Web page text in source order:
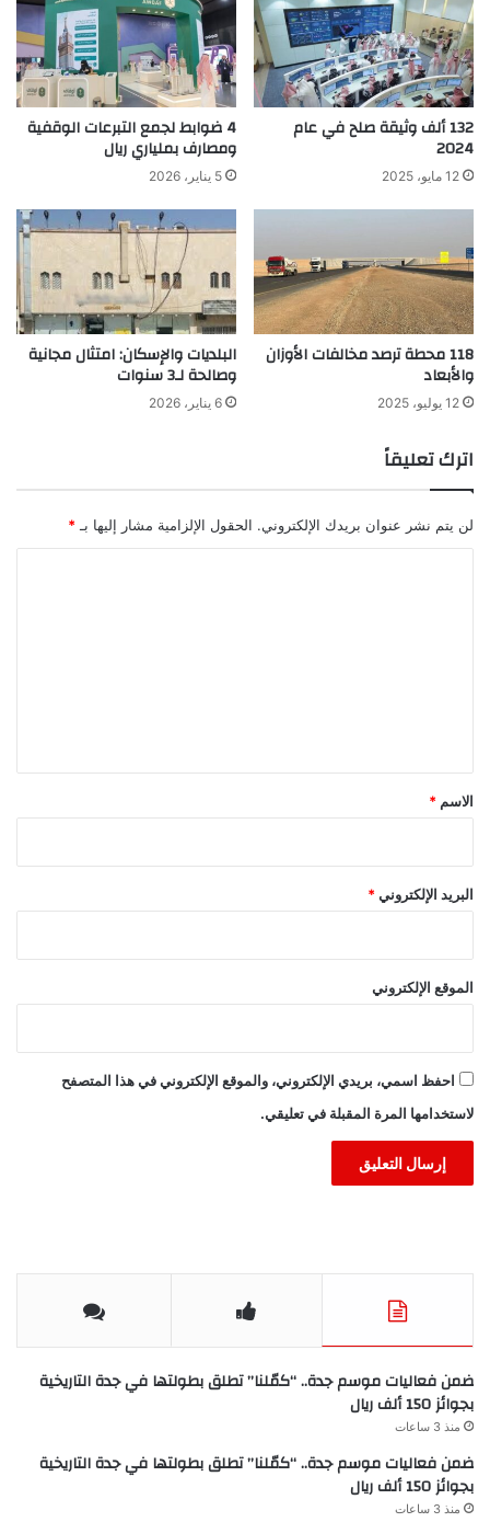
132 ألف وثيقة صلح في عام
2024
12 مايو، 2025
4 ضوابط لجمع التبرعات الوقفية
ومصارف بملياري ريال
5 يناير، 2026
118 محطة ترصد مخالفات الأوزان
والأبعاد
12 يوليو، 2025
البلديات والإسكان: امتثال مجانية
وصالحة لـ3 سنوات
6 يناير، 2026
اترك تعليقاً
لن يتم نشر عنوان بريدك الإلكتروني. الحقول الإلزامية مشار إليها بـ *
*
الاسم *
البريد الإلكتروني *
الموقع الإلكتروني
احفظ اسمي، بريدي الإلكتروني، والموقع الإلكتروني في هذا المتصفح
لاستخدامها المرة المقبلة في تعليقي.
ضمن فعاليات موسم جدة.. “كمّلنا” تطلق بطولتها في جدة التاريخية
بجوائز 150 ألف ريال
منذ 3 ساعات
ضمن فعاليات موسم جدة.. “كمّلنا” تطلق بطولتها في جدة التاريخية
بجوائز 150 ألف ريال
منذ 3 ساعات